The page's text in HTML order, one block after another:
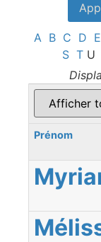
A B C D E
S T U
Prénom